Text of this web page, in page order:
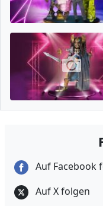
Auf Facebook
Auf X folgen